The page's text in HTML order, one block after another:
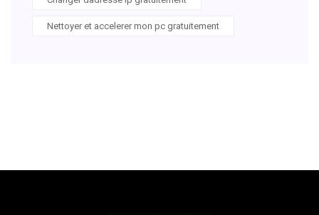
Nettoyer et accelerer mon pc gratuitement